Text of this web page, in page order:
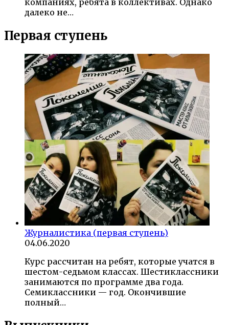
компаниях, ребята в коллективах. Однако
далеко не…
Первая ступень
Журналистика (первая ступень)
04.06.2020
Курс рассчитан на ребят, которые учатся в
шестом-седьмом классах. Шестиклассники
занимаются по программе два года.
Семиклассники — год. Окончившие
полный…